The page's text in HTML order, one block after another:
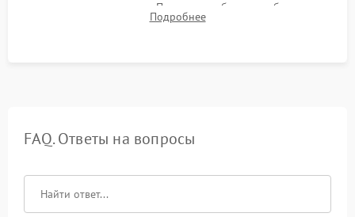
для контроля температур. Проверка работоспособности всех
USB-портов, аудиовыходов и сетевого подключения.
Подробнее
FAQ. Ответы на вопросы